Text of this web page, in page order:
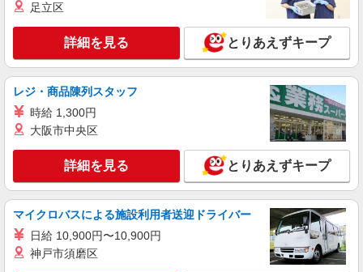
ライフ大崎ニューシティ店（店舗コード878）
店内清掃
時給1,235円以上
ライフ大崎ニューシティ店 東京都品川区大崎
キープ 詳細を見る
ライフ大崎ニューシティ店（店舗コード878）
レジ
時給1,235円以上 日曜祝日時給+100円
ライフ大崎ニューシティ店 東京都品川区大崎
足立区
詳細を見る とりあえずキープ
レジ・商品陳列スタッフ
時給 1,300円
大阪市中央区
詳細を見る とりあえずキープ
マイクロバスによる施設利用者送迎ドライバー
日給 10,900円〜10,900円
神戸市須磨区